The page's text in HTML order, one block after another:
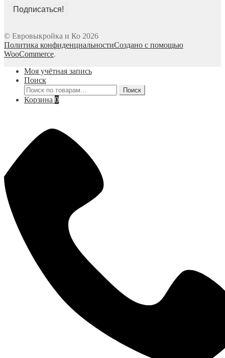
© Евровыкройка и Ко 2026
Политика конфиденциальностиСоздано с помощью
WooCommerce.
Моя учётная запись
Поиск
Искать:
Поиск
Корзина 0